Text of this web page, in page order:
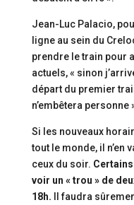
Jean-Luc Palacio,
ligne au sein du
prendre le train pour
actuels, « sinon
départ du premier
n’embêtera personne
Si les nouveaux
tout le monde, il n’en
ceux du soir.
voir un « trou » de
18h. Il faudra